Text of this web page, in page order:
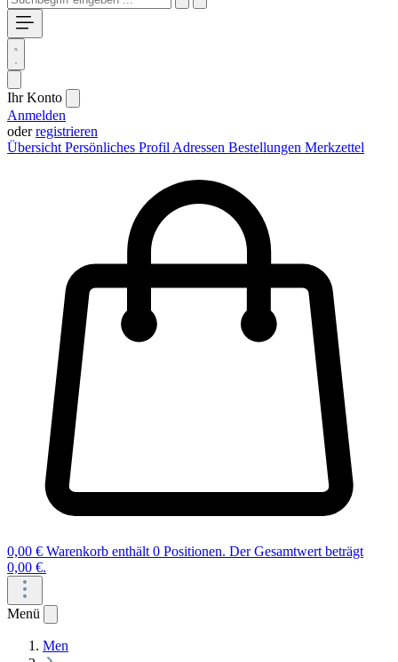
Ihr Konto
Anmelden
oderregistrieren
Übersicht Persönliches Profil Adressen Bestellungen Merkzettel
0,00 € Warenkorb enthält 0 Positionen. Der Gesamtwert beträgt
0,00 €.
Menü
Men